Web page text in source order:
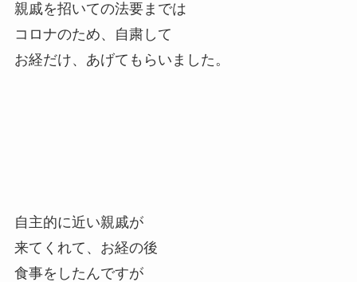
親戚を招いての法要までは
コロナのため、自粛して
お経だけ、あげてもらいました。
自主的に近い親戚が
来てくれて、お経の後
食事をしたんですが